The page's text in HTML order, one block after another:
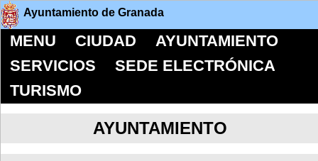
Ayuntamiento de Granada
MENU CIUDAD
AYUNTAMIENTO
SERVICIOS
SEDE ELECTRÓNICA
TURISMO
AYUNTAMIENTO